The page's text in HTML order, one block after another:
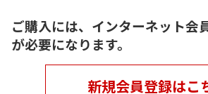
ご購入には、インターネット会
が必要になります。
新規会員登録はこ